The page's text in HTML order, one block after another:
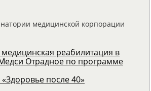
медицинской корпорации
медицинская реабилитация в
Отрадное по программе
после 40»